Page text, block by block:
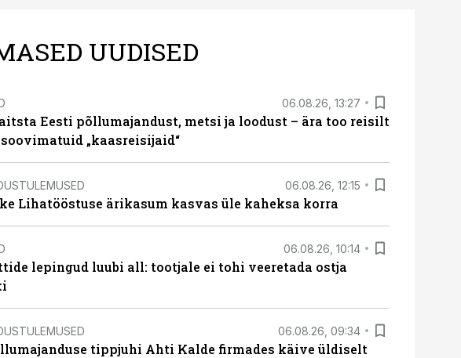
UUDISED
06.08.26, 13:27
Eesti põllumajandust, metsi ja loodust – ära too reisilt
„kaasreisijaid“
06.08.26, 12:15
Lihatööstuse ärikasum kasvas üle kaheksa korra
06.08.26, 10:14
lepingud luubi all: tootjale ei tohi veeretada ostja
06.08.26, 09:34
tippjuhi Ahti Kalde firmades käive üldiselt